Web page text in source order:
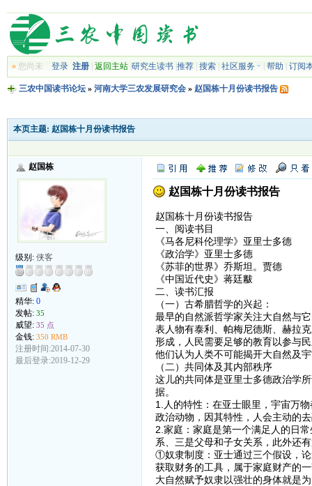
»您尚未 登录 注册| 返回主站| 研究生读书| 推荐| 搜索| 社区服务 帮助 订阅
三农中国读书论坛» 河南大学三农发展研究会» 赵国栋十月份读书报告
本页主题: 赵国栋十月份读书报告
赵国栋
级别: 侠客
精华: 0
发帖: 35
威望: 35 点
金钱: 350 RMB
注册时间:2014-07-30
最后登录:2019-12-29
赵国栋十月份读书报告
赵国栋十月份读书报告
一、阅读书目
《马各尼科伦理学》亚里士多德
《政治学》亚里士多德
《苏菲的世界》乔斯坦。贾德
《中国近代史》蒋廷黻
二、读书汇报
（一）古希腊哲学的兴起：
最早的自然派哲学家关注大自然与
表人物有泰利、帕梅尼德斯、赫拉
形成，人民需要足够的教育以参与
他们认为人类不可能揭开大自然及
（二）共同体及其内部秩序
这儿的共同体是亚里士多德政治学
据。
1.人的特性：在亚士眼里，宇宙万
政治动物，因其特性，人会主动的
2.家庭：家庭是第一个满足人的日
系、三是父母和子女关系，此外还
①奴隶制度：亚士通过三个假设，
获取财务的工具，属于家庭财产的
大自然赋予奴隶以强壮的身体就是